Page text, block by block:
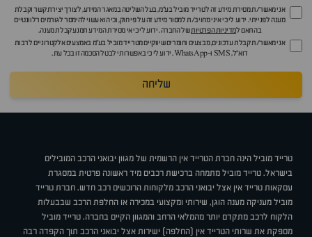
אני מאשר/ת מסירת מידע זה לטרייד מוביל בע"מ, בעל השליטה במאגר המידע, לצורך יצירת קשר וקבלת
מענה לפנייתי. ידוע לי כי איני מחויב/ת למסור מידע זה על פי חוק, וכי הוא עשוי להימסר לגורמים רלוונטיים
בהתאם למדיניות הפרטיותשל החברה. ידוע לי כי אי מסירת המידע תמנע קבלת מענה.
אני מאשר/ת קבלת עדכונים, מבצעים וחומרים שיווקיים מטרייד מוביל בע"מ באמצעים אלקטרוניים לרבות
דוא״ל, SMS ו-WhatsApp. ידוע לי כי באפשרותי לבטל הסכמה זו בכל עת.
שליחה
טרייד מוביל הינה חברת הטרייד אין הרשמית של מגוון יבואני הרכב המובילים
בישראל. טרייד מוביל מתמחה ברכישת רכבים מיד ראשונה פרטית במסגרת
עסקאות טרייד אין אצל יבואני הרכב מלקוחות הרוכשים רכב חדש. חברת טרייד
מוביל מעניקה מענה הוגן, שירותי ומקצועי במכירה או החלפת הרכב שבבעלות
הלקוח לרכב מתקדם יותר מהמלאי הרחב והמגוון הקיים בחברה. טרייד מוביל
מספקת את שרותי הטרייד אין (החלפה) ישירות אצל יבואני הרכב תוך הקפדה רבה